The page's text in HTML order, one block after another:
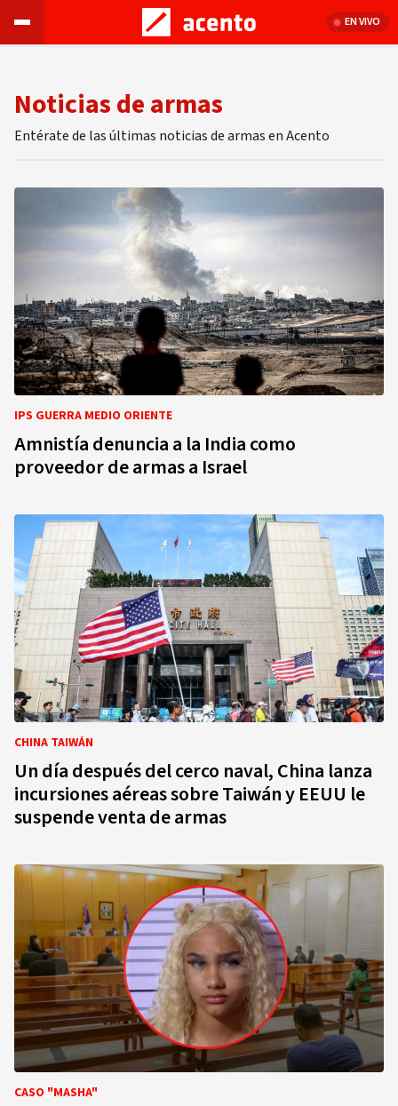
EN VIVO
Noticias de armas
Entérate de las últimas noticias de armas en Acento
IPS GUERRA MEDIO ORIENTE
Amnistía denuncia a la India como
proveedor de armas a Israel
CHINA TAIWÁN
Un día después del cerco naval, China lanza
incursiones aéreas sobre Taiwán y EEUU le
suspende venta de armas
CASO "MASHA"